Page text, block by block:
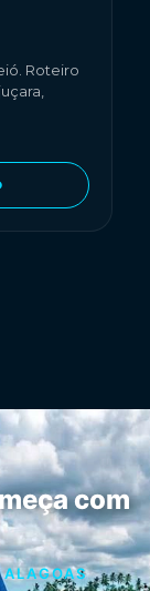
Roteiro
com